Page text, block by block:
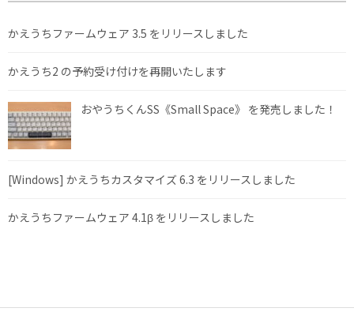
かえうちファームウェア 3.5 をリリースしました
かえうち2 の予約受け付けを再開いたします
おやうちくんSS《Small Space》 を発売しました！
[Windows] かえうちカスタマイズ 6.3 をリリースしました
かえうちファームウェア 4.1β をリリースしました